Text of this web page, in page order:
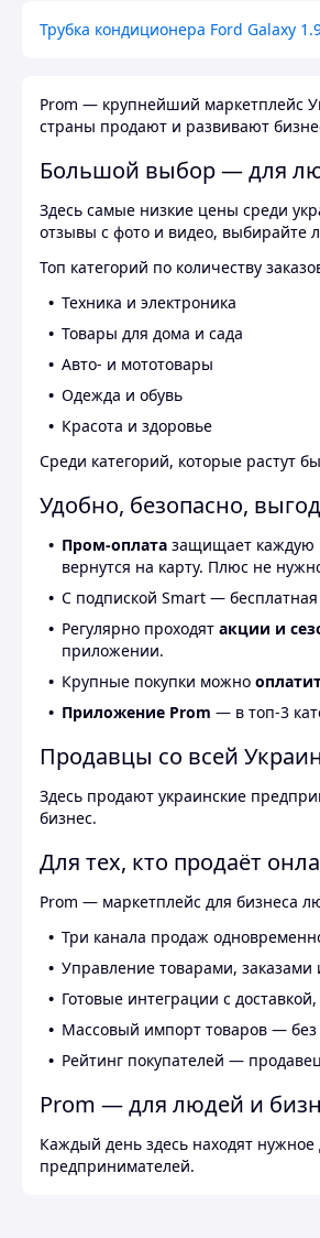
Трубка кондиционера Ford Galaxy
Prom — крупнейший маркетплейс
страны продают и развивают
Большой выбор — для
Здесь самые низкие цены среди
отзывы с фото и видео, выбирайте
Топ категорий по количеству
Техника и электроника
Товары для дома и сада
Авто- и мототовары
Одежда и обувь
Красота и здоровье
Среди категорий, которые растут
Удобно, безопасно,
Пром-оплата защищает каждую
вернутся на карту. Плюс не
С подпиской Smart —
Регулярно проходят акции и
приложении.
Крупные покупки можно
Приложение Prom — в топ-3
Продавцы со всей
Здесь продают украинские
бизнес.
Для тех, кто продаёт
Prom — маркетплейс для бизнеса
Три канала продаж
Управление товарами,
Готовые интеграции с
Массовый импорт товаров — без
Рейтинг покупателей —
Prom — для людей и
Каждый день здесь находят
предпринимателей.